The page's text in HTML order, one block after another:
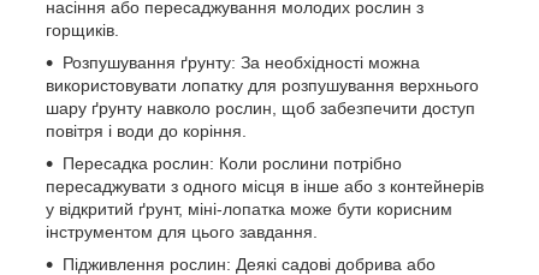
насіння або пересаджування молодих рослин з
горщиків.
Розпушування ґрунту: За необхідності можна
використовувати лопатку для розпушування верхнього
шару ґрунту навколо рослин, щоб забезпечити доступ
повітря і води до коріння.
Пересадка рослин: Коли рослини потрібно
пересаджувати з одного місця в інше або з контейнерів
у відкритий ґрунт, міні-лопатка може бути корисним
інструментом для цього завдання.
Підживлення рослин: Деякі садові добрива або